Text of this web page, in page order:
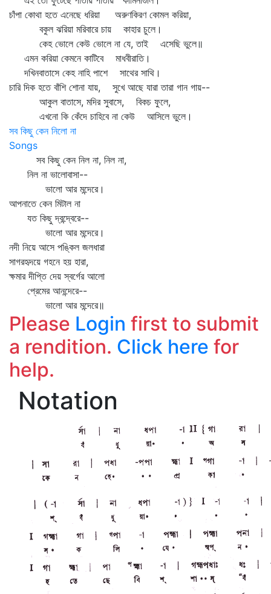
চাঁপা কোথা হতে এনেছে ধরিয়া অরুণকিরণ কোমল করিয়া,
বকুল ঝরিয়া মরিবারে চায় কাহার চুলে।
কেহ ভোলে কেউ ভোলে না যে, তাই এসেছি ভুলে॥
এমন করিয়া কেমনে কাটিবে মাধবীরাতি।
দখিনবাতাসে কেহ নাহি পাশে সাথের সাথি।
চারি দিক হতে বাঁশি শোনা যায়, সুখে আছে যারা তারা গান গায়--
আকুল বাতাসে, মদির সুবাসে, বিকচ ফুলে,
এখনো কি কেঁদে চাহিবে না কেউ আসিলে ভুলে।
সব কিছু কেন নিলো না
Songs
সব কিছু কেন নিল না, নিল না,
নিল না ভালোবাসা--
ভালো আর মন্দেরে।
আপনাতে কেন মিটাল না
যত কিছু দ্বন্দ্বেরে--
ভালো আর মন্দেরে।
নদী নিয়ে আসে পঙ্কিল জলধারা
সাগরহৃদয়ে গহনে হয় হারা,
ক্ষমার দীপ্তি দেয় স্বর্গের আলো
প্রেমের আনন্দেরে--
ভালো আর মন্দেরে॥
Please Login first to submit
a rendition. Click here for
help.
Notation